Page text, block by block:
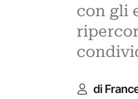
con gli
di